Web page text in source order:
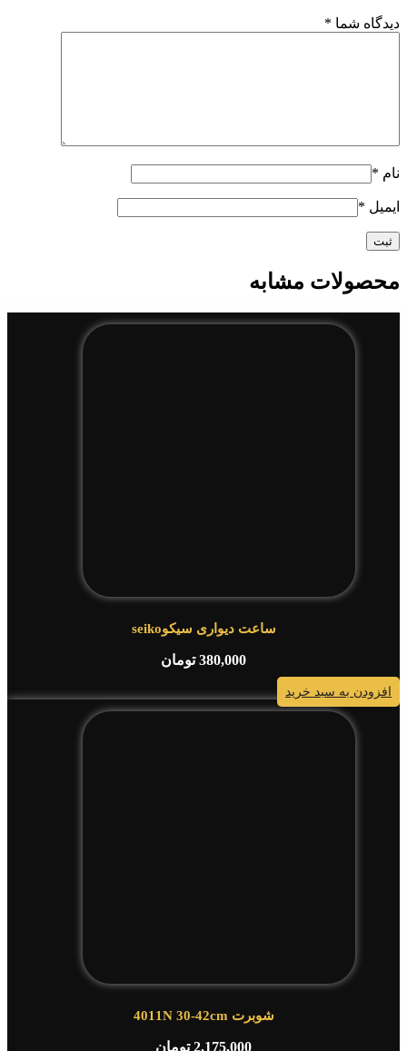
دیدگاه شما *
نام *
ایمیل *
محصولات مشابه
ساعت دیواری سیکوseiko
380,000 تومان
افزودن به سبد خرید
شوبرت 4011N 30-42cm
2,175,000 تومان